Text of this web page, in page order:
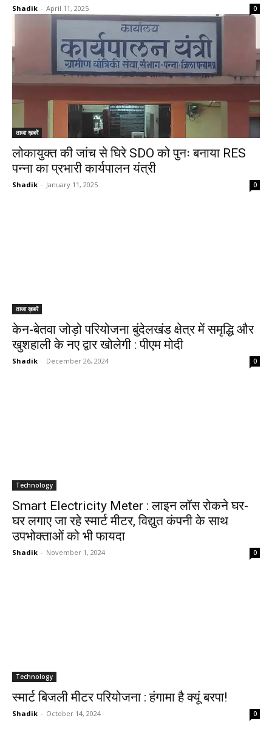
Shadik - April 11, 2025 0
ताजा ख़बरें
लोकायुक्त की जांच से घिरे SDO को पुनः बनाया RES
पन्ना का प्रभारी कार्यपालन यंत्री
Shadik - January 11, 2025 0
ताजा ख़बरें
केन-बेतवा जोड़ो परियोजना बुंदेलखंड क्षेत्र में समृद्धि और
खुशहाली के नए द्वार खोलेगी : पीएम मोदी
Shadik - December 26, 2024 0
Technology
Smart Electricity Meter : लाइन लॉस रोकने घर-
घर लगाए जा रहे स्मार्ट मीटर, विद्युत कंपनी के साथ
उपभोक्ताओं को भी फायदा
Shadik - November 1, 2024 0
Technology
स्मार्ट बिजली मीटर परियोजना : हंगामा है क्यूं बरपा!
Shadik - October 14, 2024 0